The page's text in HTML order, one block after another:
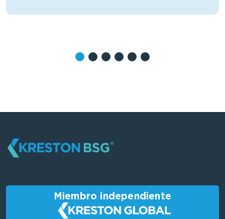
Miembro independiente